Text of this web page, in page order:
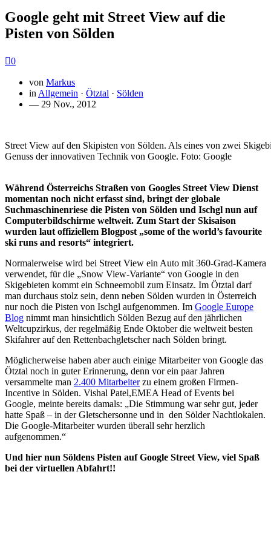
Google geht mit Street View auf die
Pisten von Sölden
0
von Markus
in Allgemein · Ötztal · Sölden
— 29 Nov., 2012
Street View auf den Skipisten von Sölden. Als eines von zwei
Genuss der innovativen Technik von Google. Foto: Google
Während Österreichs Straßen von Googles Street View Dienst
momentan noch nicht erfasst sind, bringt der globale
Suchmaschinenriese die Pisten von Sölden und Ischgl nun auf
Computerbildschirme weltweit. Zum Start der Skisaison
wurden laut offiziellem Blogpost „some of the world’s favourite
ski runs and resorts“ integriert.
Normalerweise wird bei Street View ein Auto mit 360-Grad-Kamera
verwendet, für die „Snow View-Variante“ von Google in den
Skigebieten kommt ein Schneemobil zum Einsatz. Im Ötztal darf
man durchaus stolz sein, denn neben Sölden wurden in Österreich
nur noch die Pisten von Ischgl aufgenommen. Im Google Europe
Blog nimmt man hinsichtlich Sölden Bezug auf den jährlichen
Weltcupzirkus, der regelmäßig Ende Oktober die weltweit besten
Skifahrer auf den Rettenbachgletscher nach Sölden bringt.
Möglicherweise haben aber auch einige Mitarbeiter von Google das
Ötztal noch in guter Erinnerung, denn vor ein paar Jahren
versammelte man 2.400 Mitarbeiterzu einem großen Firmen-
Incentive in Sölden. Vishal Patel,EMEA Head of Events bei
Google, meinte bereits damals: „Die Stimmung war sehr gut, jeder
hatte Spaß – in der Gletschersonne und in den Sölder Nachtlokalen.
Die Google-Mitarbeiter wurden überall sehr herzlich
aufgenommen.“
Und hier nun Söldens Pisten auf Google Street View, viel Spaß
bei der virtuellen Abfahrt!!